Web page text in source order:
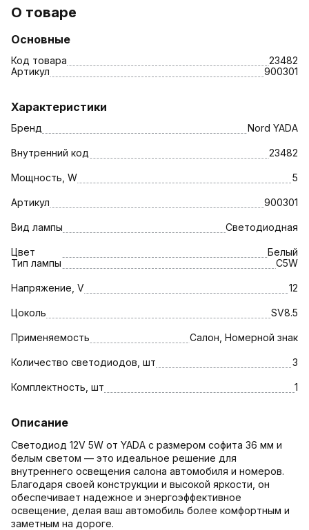
О товаре
Основные
Код товара
23482
Артикул
900301
Характеристики
Бренд Nord YADA
Внутренний код 23482
Мощность, W 5
Артикул 900301
Вид лампы Светодиодная
Цвет
Белый
Тип лампы
C5W
Напряжение, V 12
Цоколь SV8.5
Применяемость Салон, Номерной знак
Количество светодиодов, шт 3
Комплектность, шт 1
Описание
Светодиод 12V 5W от YADA с размером софита 36 мм и
белым светом — это идеальное решение для
внутреннего освещения салона автомобиля и номеров.
Благодаря своей конструкции и высокой яркости, он
обеспечивает надежное и энергоэффективное
освещение, делая ваш автомобиль более комфортным и
заметным на дороге.